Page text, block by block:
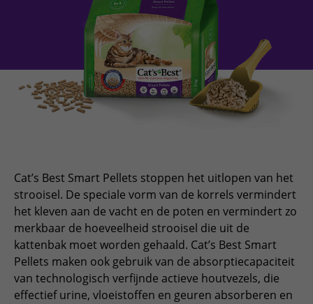
ČEŠTINA
ESPAÑOL, MÉXICO
Cat’s Best Smart Pellets stoppen het uitlopen van het
strooisel. De speciale vorm van de korrels vermindert
het kleven aan de vacht en de poten en vermindert zo
merkbaar de hoeveelheid strooisel die uit de
kattenbak moet worden gehaald. Cat’s Best Smart
Pellets maken ook gebruik van de absorptiecapaciteit
van technologisch verfijnde actieve houtvezels, die
effectief urine, vloeistoffen en geuren absorberen en